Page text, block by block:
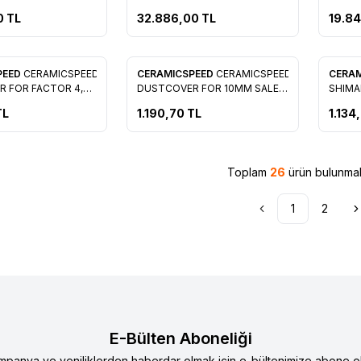
TL 32.886,00 TL
Ekle
CERAMICSPEED
FOR FACTOR 4,5
Favorilere Ekle
CERAMICSPEED CERAMICSPEED
DUSTCOVER FOR 10MM SALE
1.190,70 TL
Toplam 26 ürün
1 2
E-Bülten Aboneliği